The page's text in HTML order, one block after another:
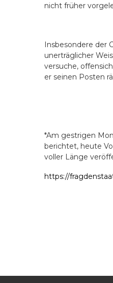
nicht früher
Insbesondere der
unerträglicher
versuche,
er seinen Posten
*Am gestrigen
berichtet, heute
voller Länge verö
https://